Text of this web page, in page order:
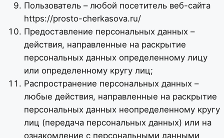
Пользователь – любой посетитель веб-сайта
https://prosto-cherkasova.ru/
Предоставление персональных данных –
действия, направленные на раскрытие
персональных данных определенному лицу
или определенному кругу лиц;
Распространение персональных данных –
любые действия, направленные на раскрытие
персональных данных неопределенному кругу
лиц (передача персональных данных) или на
ознакомление с персональными данными